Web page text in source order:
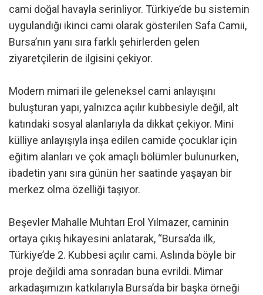
cami doğal havayla serinliyor. Türkiye’de bu sistemin
uygulandığı ikinci cami olarak gösterilen Safa Camii,
Bursa’nın yanı sıra farklı şehirlerden gelen
ziyaretçilerin de ilgisini çekiyor.
Modern mimari ile geleneksel cami anlayışını
buluşturan yapı, yalnızca açılır kubbesiyle değil, alt
katındaki sosyal alanlarıyla da dikkat çekiyor. Mini
külliye anlayışıyla inşa edilen camide çocuklar için
eğitim alanları ve çok amaçlı bölümler bulunurken,
ibadetin yanı sıra günün her saatinde yaşayan bir
merkez olma özelliği taşıyor.
Beşevler Mahalle Muhtarı Erol Yılmazer, caminin
ortaya çıkış hikayesini anlatarak, “Bursa’da ilk,
Türkiye’de 2. Kubbesi açılır cami. Aslında böyle bir
proje değildi ama sonradan buna evrildi. Mimar
arkadaşımızın katkılarıyla Bursa’da bir başka örneği